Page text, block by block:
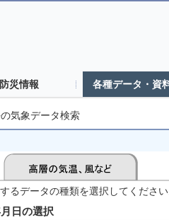
防災情報 各種データ・資
気象データ検索
るデータの種類を選択してください
日の選択